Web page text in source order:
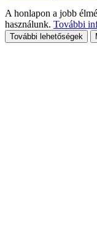
A honlapon a jobb
használunk. További
További lehetőségek